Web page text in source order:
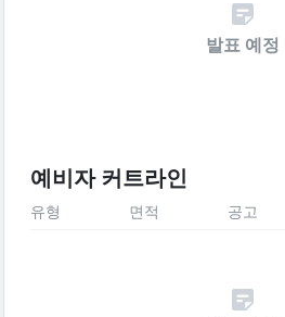
발표 예정
예비자 커트라인
유형 면적 공고